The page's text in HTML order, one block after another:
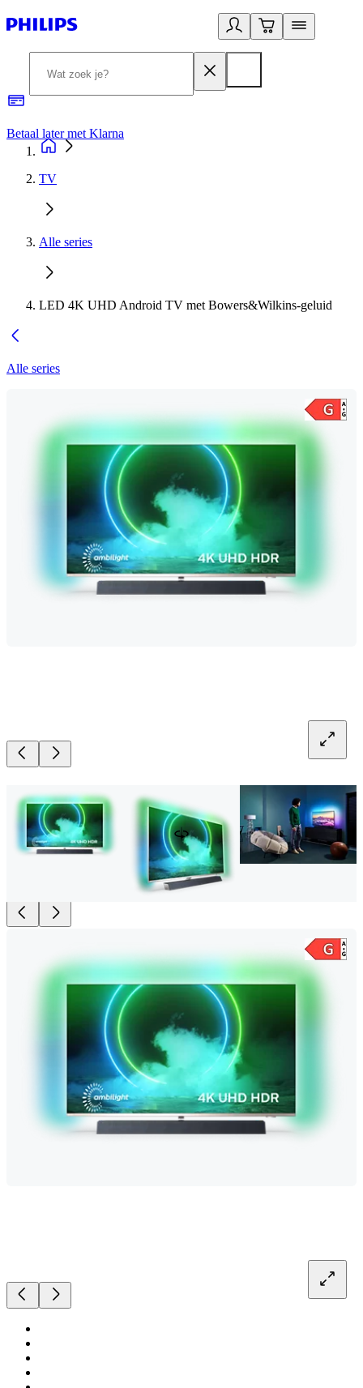
Betaal later met Klarna
TV
Alle series
LED 4K UHD Android TV met Bowers&Wilkins-geluid
Alle series